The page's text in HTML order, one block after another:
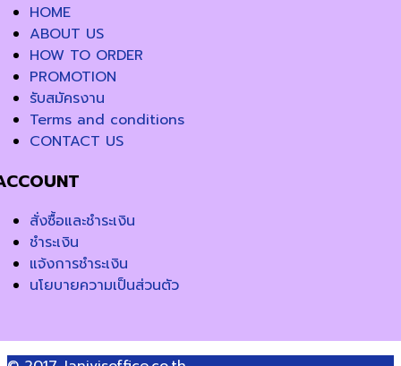
HOME
ABOUT US
HOW TO ORDER
PROMOTION
รับสมัครงาน
Terms and conditions
CONTACT US
สั่งซื้อและชำระเงิน
ชำระเงิน
แจ้งการชำระเงิน
นโยบายความเป็นส่วนตัว